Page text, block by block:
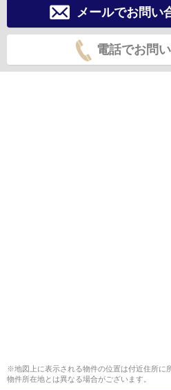
メールでお問い
電話でお問
※地図上に表示される物件の位置は付近住所に
物件所在地とは異なる場合がございます。